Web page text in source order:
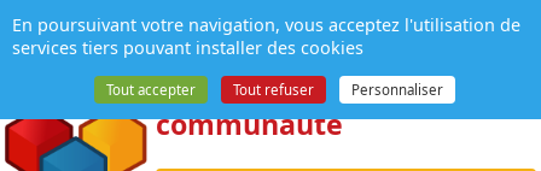
NPDS:Gestion de
contenuet de
communauté
Panneau de gestion des cookies
En poursuivant votre navigation, vous acceptez l'utilisation de
services tiers pouvant installer des cookies
Tout accepter Tout refuser Personnaliser